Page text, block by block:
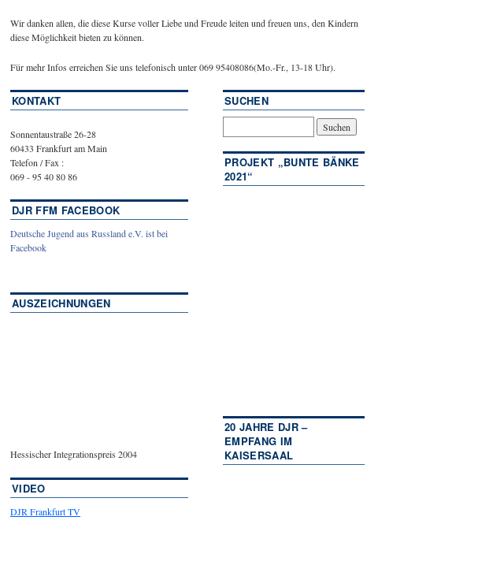
Wir danken allen, die diese Kurse voller Liebe und Freude leiten und freuen uns, den Kindern
diese Möglichkeit bieten zu können.
Für mehr Infos erreichen Sie uns telefonisch unter 069 95408086(Mo.-Fr., 13-18 Uhr).
KONTAKT
Sonnentaustraße 26-28
60433 Frankfurt am Main
Telefon / Fax :
069 - 95 40 80 86
DJR FFM FACEBOOK
Deutsche Jugend aus Russland e.V. ist bei
Facebook
AUSZEICHNUNGEN
Hessischer Integrationspreis 2004
VIDEO
DJR Frankfurt TV
SUCHEN
PROJEKT „BUNTE BÄNKE
2021“
20 JAHRE DJR –
EMPFANG IM
KAISERSAAL